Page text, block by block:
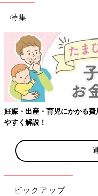
特集
妊娠・出産・育児にかかる
やすく解説！
ピックアップ